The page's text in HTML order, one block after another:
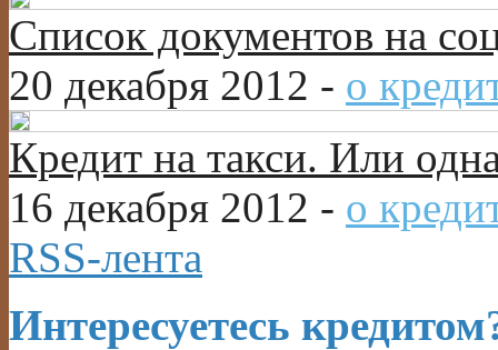
Список документов на
20 декабря 2012 - о
Кредит на такси. Или
16 декабря 2012 - о
RSS-лента
Интересуетесь